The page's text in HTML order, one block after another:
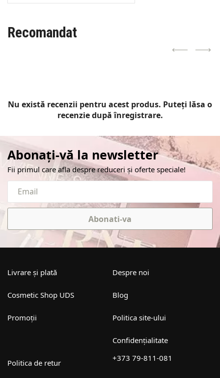
Recomandat
Nu există recenzii pentru acest produs. Puteți lăsa o
recenzie după înregistrare.
Abonați-vă la newsletter
Fii primul care afla despre reduceri și oferte speciale!
Abonati-va
Livrare și plată
Cosmetic Shop UDS
Promoții
Despre noi
Blog
Politica site-ului
Confidențialitate
Politica de retur +373 79-811-081